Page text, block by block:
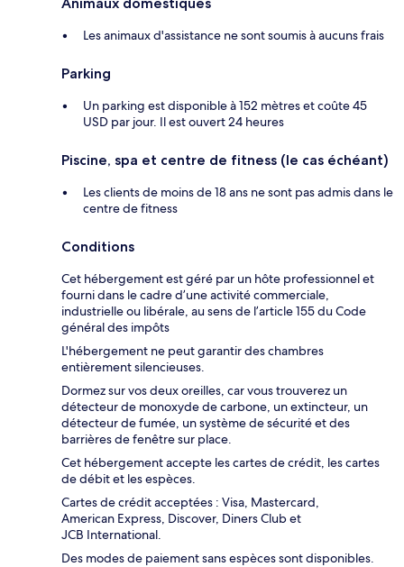
Les animaux d'assistance ne sont soumis à aucuns frais
Parking
Un parking est disponible à 152 mètres et coûte 45
USD par jour. Il est ouvert 24 heures
Piscine, spa et centre de fitness (le cas échéant)
Les clients de moins de 18 ans ne sont pas admis dans le
centre de fitness
Conditions
Cet hébergement est géré par un hôte professionnel et
fourni dans le cadre d’une activité commerciale,
industrielle ou libérale, au sens de l’article 155 du Code
général des impôts
L'hébergement ne peut garantir des chambres
entièrement silencieuses.
Dormez sur vos deux oreilles, car vous trouverez un
détecteur de monoxyde de carbone, un extincteur, un
détecteur de fumée, un système de sécurité et des
barrières de fenêtre sur place.
Cet hébergement accepte les cartes de crédit, les cartes
de débit et les espèces.
Cartes de crédit acceptées : Visa, Mastercard,
American Express, Discover, Diners Club et
JCB International.
Des modes de paiement sans espèces sont disponibles.